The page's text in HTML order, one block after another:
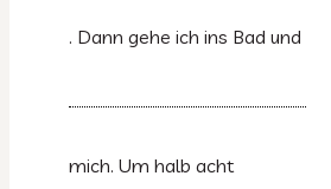
. Dann gehe ich ins Bad und
mich. Um halb acht